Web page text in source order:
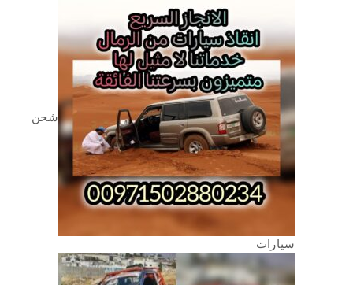
شحن
سيارات